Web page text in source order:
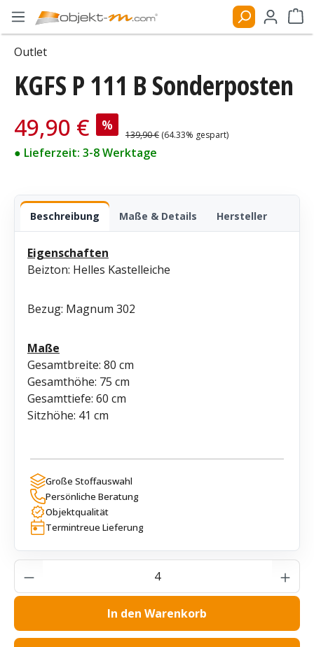
Zum Hauptinhalt springen
KGFS P 111 B Sonderposten
Verkaufspreis:
49,90 € %
Regulärer Preis:
139,90 € (64.33% gespart)
● Lieferzeit: 3-8 Werktage
Beschreibung Maße & Details Hersteller
Eigenschaften
Beizton: Helles Kastelleiche
Bezug: Magnum 302
Maße
Gesamtbreite: 80 cm
Gesamthöhe: 75 cm
Gesamttiefe: 60 cm
Sitzhöhe: 41 cm
Große Stoffauswahl
Persönliche Beratung
Objektqualität
Termintreue Lieferung
Produkt Anzahl: Gib den gewünschten
In den Warenkorb
Outlet
Bildergalerie überspringen